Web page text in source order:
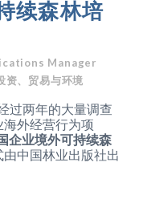
续森林培
Manager
资、贸易与环境
过两年的大量调查
海外经营行为项
企业境外可持续森
中国林业出版社出